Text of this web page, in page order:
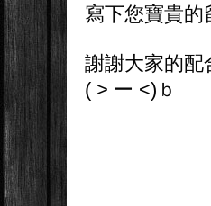
寫下您寶貴的
謝謝大家的配
( > ー <)ｂ